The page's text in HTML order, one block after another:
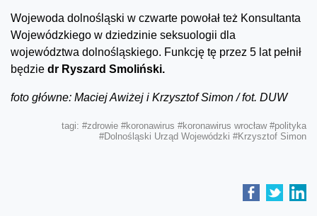
Wojewoda dolnośląski w czwarte powołał też Konsultanta
Wojewódzkiego w dziedzinie seksuologii dla
województwa dolnośląskiego. Funkcję tę przez 5 lat pełnił
będzie dr Ryszard Smoliński.
foto główne: Maciej Awiżej i Krzysztof Simon / fot. DUW
tagi: #zdrowie #koronawirus #koronawirus wrocław #polityka
#Dolnośląski Urząd Wojewódzki #Krzysztof Simon